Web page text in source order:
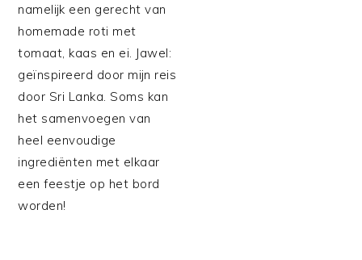
namelijk een gerecht van
homemade roti met
tomaat, kaas en ei. Jawel:
geïnspireerd door mijn reis
door Sri Lanka. Soms kan
het samenvoegen van
heel eenvoudige
ingrediënten met elkaar
een feestje op het bord
worden!